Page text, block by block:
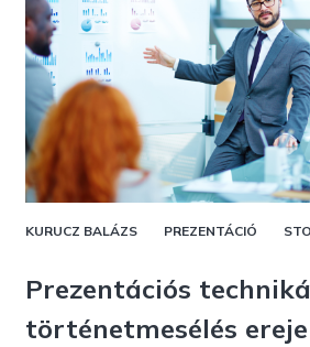
KURUCZ BALÁZS PREZENTÁCIÓ
Prezentációs
történetmesélés ereje